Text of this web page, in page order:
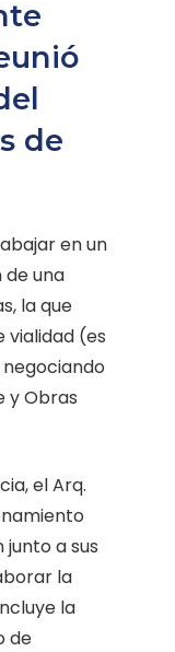
de
en un
una
la que
vialidad (es
y Obras
el Arq.
a sus
la
la
de